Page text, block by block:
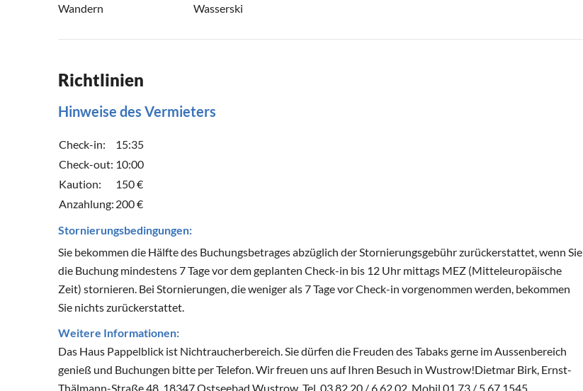
Wandern Wasserski
Richtlinien
Hinweise des Vermieters
Check-in:
15:35
Check-out: 10:00
Kaution:
150 €
Anzahlung: 200 €
Stornierungsbedingungen:
Sie bekommen die Hälfte des Buchungsbetrages abzüglich der Stornierungsgebühr zurückerstattet, wenn Sie
die Buchung mindestens 7 Tage vor dem geplanten Check-in bis 12 Uhr mittags MEZ (Mitteleuropäische
Zeit) stornieren. Bei Stornierungen, die weniger als 7 Tage vor Check-in vorgenommen werden, bekommen
Sie nichts zurückerstattet.
Weitere Informationen:
Das Haus Pappelblick ist Nichtraucherbereich. Sie dürfen die Freuden des Tabaks gerne im Aussenbereich
genieß und Buchungen bitte per Telefon. Wir freuen uns auf Ihren Besuch in Wustrow!Dietmar Birk, Ernst-
Thälmann-Straße 48, 18347 Ostseebad Wustrow, Tel. 03 82 20 / 6 62 02, Mobil 01 73 / 5 67 1545